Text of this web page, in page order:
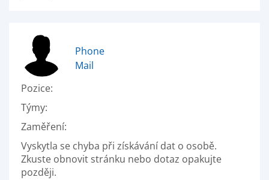
Phone
Mail
Pozice:
Týmy:
Zaměření:
Vyskytla se chyba při získávání dat o osobě.
Zkuste obnovit stránku nebo dotaz opakujte
později.